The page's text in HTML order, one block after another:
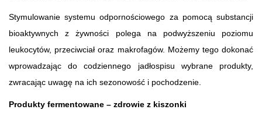
Stymulowanie systemu odpornościowego za pomocą substancji
bioaktywnych z żywności polega na podwyższeniu poziomu
leukocytów, przeciwciał oraz makrofagów. Możemy tego dokonać
wprowadzając do codziennego jadłospisu wybrane produkty,
zwracając uwagę na ich sezonowość i pochodzenie.
Produkty fermentowane – zdrowie z kiszonki